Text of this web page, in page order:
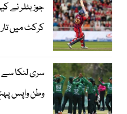
جوز بٹلر نے
کرکٹ میں
سری لنکا
وطن واپس